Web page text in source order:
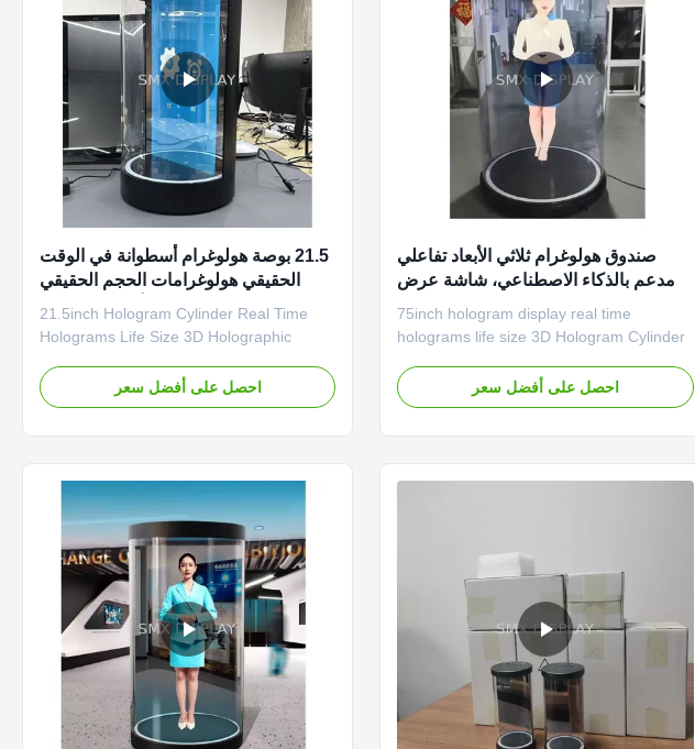
صندوق هولوغرام ثلاثي الأبعاد تفاعلي
مدعم بالذكاء الاصطناعي، شاشة عرض
هولوغرافية دائرية رقمية بشرية بحجم 75
بوصة، صندوق عرض هولوغرافي
75inch hologram display real time
holograms life size 3D Hologram Cylinder
holographic platform is an intelligent digital
center product built for smart life,
احصل على أفضل سعر
21.5 بوصة هولوغرام أسطوانة في الوقت
الحقيقي هولوغرامات الحجم الحقيقي
عرض هولوغرافي ثلاثي الأبعاد الهولوتوب
21.5inch Hologram Cylinder Real Time
Holograms Life Size 3D Holographic
display is also called three-dimensional
holographic image and holographic three-
احصل على أفضل سعر